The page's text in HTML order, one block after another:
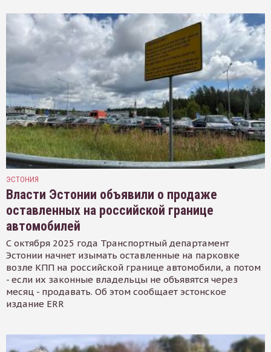
ЭСТОНИЯ
Власти Эстонии объявили о продаже
оставленных на российской границе
автомобилей
С октября 2025 года Транспортный департамент
Эстонии начнет изымать оставленные на парковке
возле КПП на российской границе автомобили, а потом
- если их законные владельцы не объявятся через
месяц - продавать. Об этом сообщает эстонское
издание ERR